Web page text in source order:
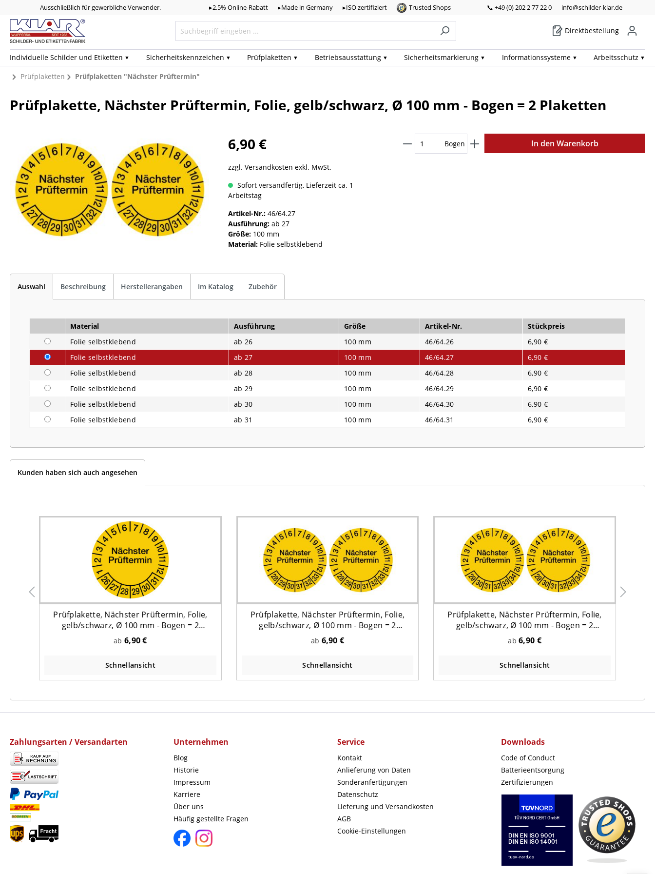
Ausschließlich für gewerbliche Verwender. ▸2,5% Online-Rabatt ▸Made in Germany ▸ISO zertifiziert Trusted Shops 📞 +49 (0) 202 2 77 22 0 info@schilder-klar.de
Direktbestellung
Individuelle Schilder und Etiketten Sicherheits­kennzeichen Prüf­plaketten Betriebs­ausstattung Sicherheits­markierung Informations­systeme Arbeits­schutz
Prüfplaketten Prüfplaketten "Nächster Prüftermin"
Prüfplakette, Nächster Prüftermin, Folie, gelb/schwarz, Ø 100 mm - Bogen = 2 Plaketten
6,90 €
zzgl. Versandkosten exkl. MwSt.
Bogen In den Warenkorb
Sofort versandfertig, Lieferzeit ca. 1
Arbeitstag
Artikel-Nr.: 46/64.27
Ausführung: ab 27
Größe: 100 mm
Material: Folie selbstklebend
Auswahl Beschreibung Herstellerangaben Im Katalog Zubehör
Material Ausführung Größe Artikel-Nr.
Stückpreis
Folie selbstklebend
ab 26 100 mm 46/64.26
6,90 €
Folie selbstklebend
ab 27 100 mm 46/64.27
6,90 €
Folie selbstklebend
ab 28 100 mm 46/64.28
6,90 €
Folie selbstklebend
ab 29 100 mm 46/64.29
6,90 €
Folie selbstklebend
ab 30 100 mm 46/64.30
6,90 €
Folie selbstklebend
ab 31 100 mm 46/64.31 6,90 €
Kunden haben sich auch angesehen
Prüfplakette, Nächster Prüftermin, Folie,
gelb/schwarz, Ø 100 mm - Bogen = 2
Plaketten
ab 6,90 €
Schnellansicht
Prüfplakette, Nächster Prüftermin, Folie,
gelb/schwarz, Ø 100 mm - Bogen = 2
Plaketten
ab 6,90 €
Schnellansicht
Prüfplakette, Nächster Prüftermin, Folie,
gelb/schwarz, Ø 100 mm - Bogen = 2
Plaketten
ab6,90 €
Schnellansicht
Zahlungsarten / Versandarten Unternehmen
Blog
Historie
Impressum
Karriere
Über uns
Häufig gestellte Fragen
Service
Kontakt
Anlieferung von Daten
Sonderanfertigungen
Datenschutz
Lieferung und Versandkosten
AGB
Cookie-Einstellungen
Downloads
Code of Conduct
Batterieentsorgung
Zertifizierungen